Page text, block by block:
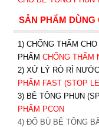
SẢN PHẨM DÙNG
1) CHỐNG THẤM
PHẨM CHỐNG THẤM
2) XỬ LÝ RÒ RỈ
PHẨM FAST (STOP
3) BÊ TÔNG PHUN
PHẨM PCON
4) ĐỔ BÙ BÊ TÔNG